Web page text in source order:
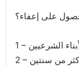
على إعفاء؟
الشرعيين